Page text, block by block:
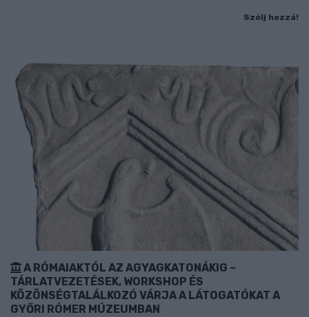
Szólj hozzá!
A RÓMAIAKTÓL AZ AGYAGKATONÁKIG –
TÁRLATVEZETÉSEK, WORKSHOP ÉS
KÖZÖNSÉGTALÁLKOZÓ VÁRJA A LÁTOGATÓKAT A
GYŐRI RÓMER MÚZEUMBAN